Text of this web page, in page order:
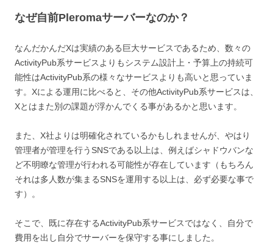
なぜ自前Pleromaサーバーなのか？
なんだかんだXは実績のある巨大サービスであるため、数々の
ActivityPub系サービスよりもシステム設計上・予算上の持続可
能性はActivityPub系の様々なサービスよりも高いと思っていま
す。Xによる運用に比べると、その他ActivityPub系サービスは、
Xとはまた別の課題が浮かんでくる事があるかと思います。
また、X社よりは明確化されているかもしれませんが、やはり
管理者が管理を行うSNSである以上は、例えばシャドウバンな
ど不明瞭な管理が行われる可能性が存在しています（もちろん
それは多人数が集まるSNSを運用する以上は、必ず必要な事で
す）。
そこで、既に存在するActivityPub系サービスではなく、自分で
費用を出し自分でサーバーを保守する事にしました。